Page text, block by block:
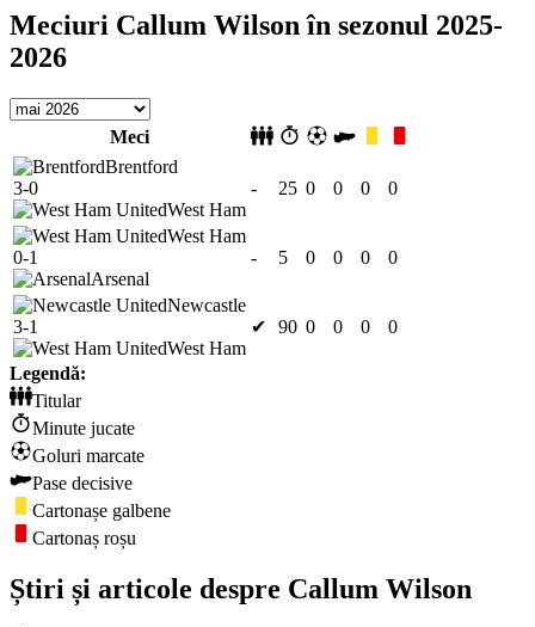
Meciuri Callum Wilson în sezonul 2025-
2026
Meci
Brentford
3-0
West Ham
- 25 0 0 0 0
West Ham
0-1
Arsenal
- 5 0 0 0 0
Newcastle
3-1
West Ham
✔ 90 0 0 0 0
Legendă:
Titular
Minute jucate
Goluri marcate
Pase decisive
Cartonașe galbene
Cartonaș roșu
Știri și articole despre Callum Wilson